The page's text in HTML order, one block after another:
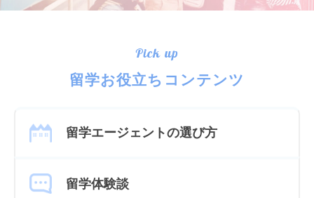
Pick up
留学お役立ちコンテンツ
留学エージェントの選び方
留学体験談